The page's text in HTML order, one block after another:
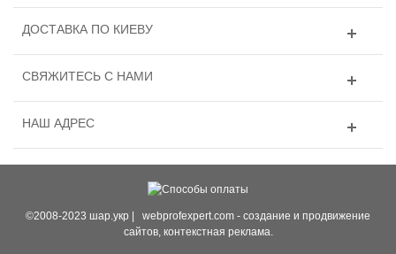
ДОСТАВКА ПО КИЕВУ
СВЯЖИТЕСЬ С НАМИ
НАШ АДРЕС
©2008-2023 шар.укр | webprofexpert.com - создание и продвижение
сайтов, контекстная реклама.